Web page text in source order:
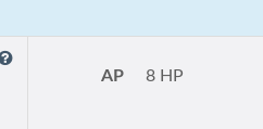
AP
8 HP